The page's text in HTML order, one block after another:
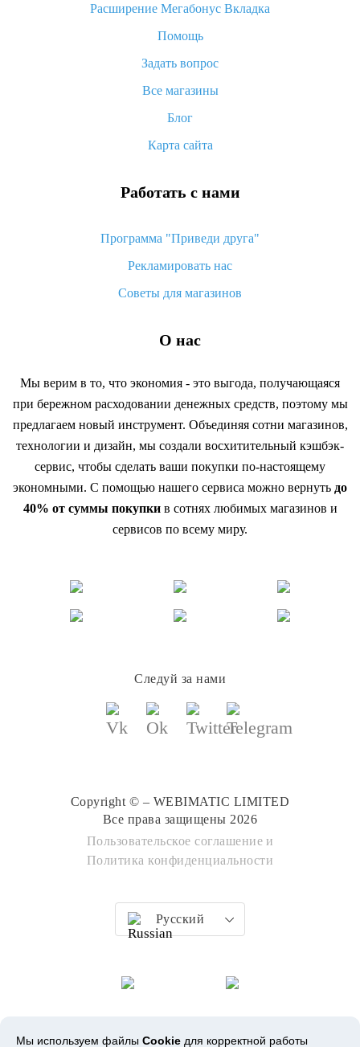
как его отслеживать
Как покупать оптом на Алиэкспресс
Что делать, если не пришел товар с Алиэкспресс
возврата денег
Расширение Мегабонус Вкладка
Помощь
Задать вопрос
Все магазины
Блог
Карта сайта
Работать с нами
Программа "Приведи друга"
Рекламировать нас
Советы для магазинов
О нас
Мы верим в то, что экономия - это выгода, получающаяся
при бережном расходовании денежных средств, поэтому мы
предлагаем новый инструмент. Объединяя сотни магазинов,
технологии и дизайн, мы создали восхитительный кэшбэк-
сервис, чтобы сделать ваши покупки по-настоящему
экономными. С помощью нашего сервиса можно вернуть до
40% от суммы покупкив сотнях любимых магазинов и
сервисов по всему миру.
Следуй за нами
Copyright © – WEBIMATIC LIMITED
Все права защищены 2026
Пользовательское соглашение и
Политика конфиденциальности
Русский
Мы используем файлы Cookie для корректной работы